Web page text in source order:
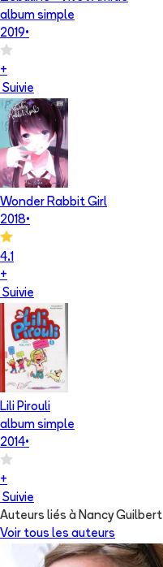
album simple
2019•
+
Suivie
Wonder Rabbit Girl
2018•
4.1
+
Suivie
Lili Pirouli
album simple
2014•
+
Suivie
Auteurs liés à Nancy Guilbert
Voir tous les auteurs